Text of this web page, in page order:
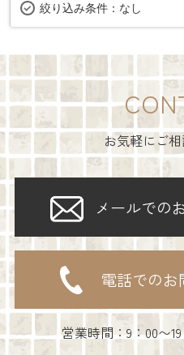
絞り込み条件： なし
お気軽にご
メールでの
電話でのお
営業時間：9：00〜